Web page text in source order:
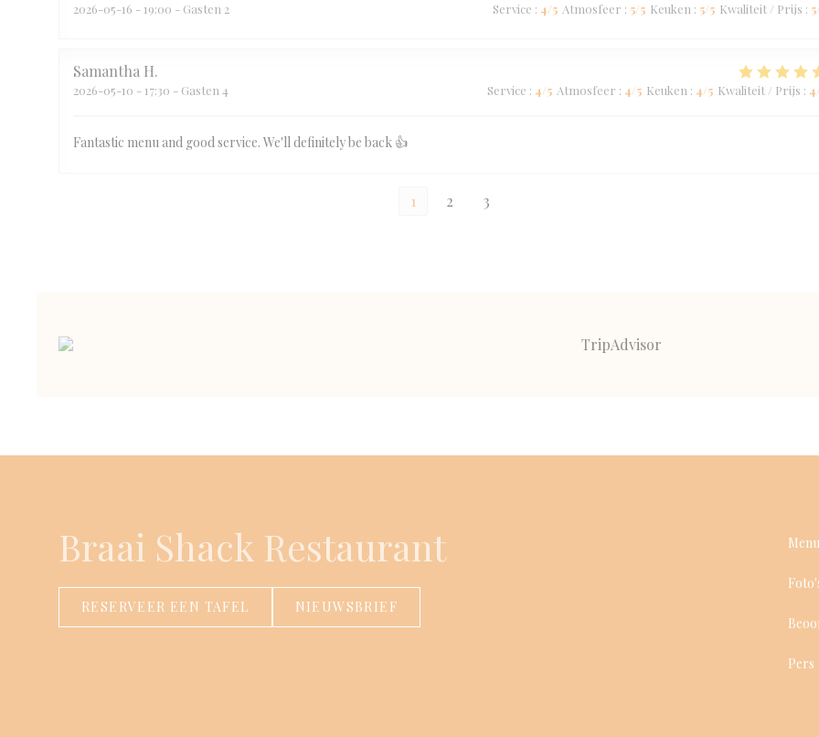
2026-05-16 - 19:00 - Gasten 2 Service : 4/5 Atmosfeer : 5/5 Keuken : 5/5 Kwaliteit / Prijs : 5
Samantha H
2026-05-10 - 17:30 - Gasten 4 Service : 4/5 Atmosfeer : 4/5 Keuken : 4/5 Kwaliteit / Prijs : 4
Fantastic menu and good service. We'll definitely be back 👍
1 2 3
Braai Shack Restaurant
RESERVEER EEN TAFEL NIEUWSBRIEF
Pers